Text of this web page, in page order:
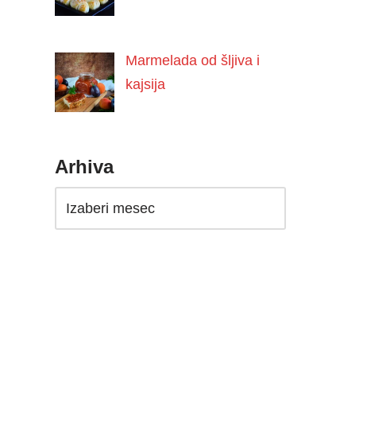
Marmelada od šljiva i
kajsija
Arhiva